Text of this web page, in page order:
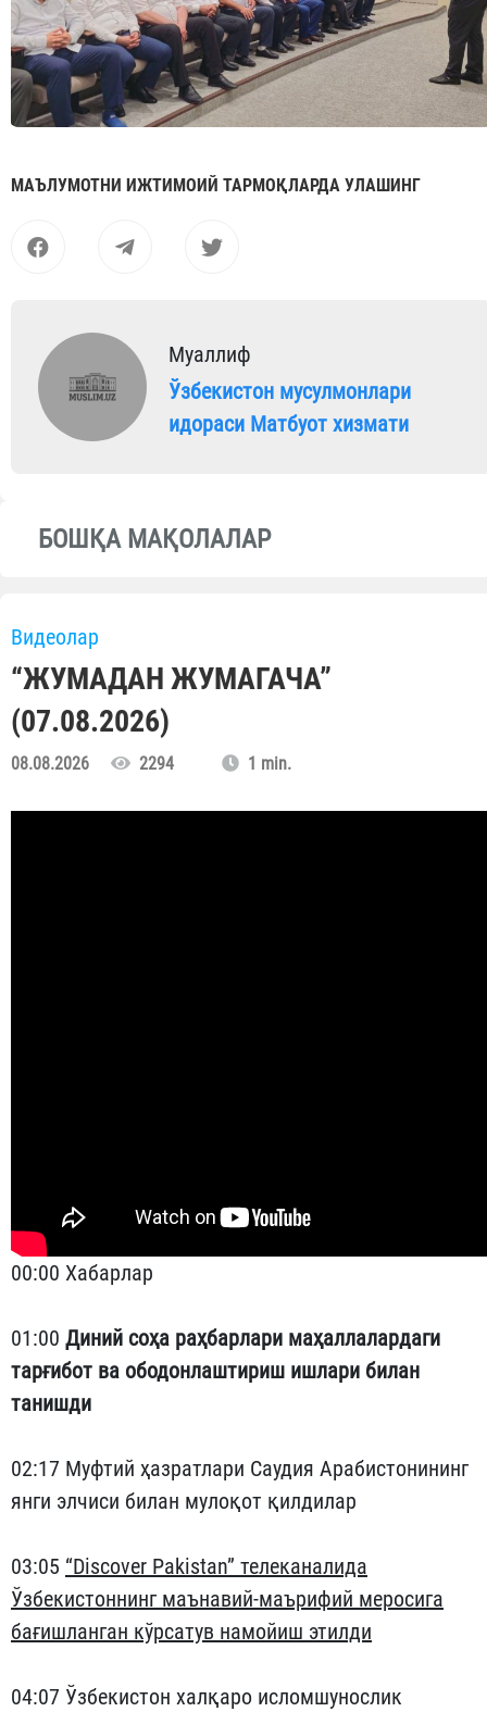
МАЪЛУМОТНИ ИЖТИМОИЙ ТАРМОҚЛАРДА УЛАШИНГ
Муаллиф
Ўзбекистон мусулмонлари
идораси Матбуот хизмати
БОШҚА МАҚОЛАЛАР
Видеолар
“ЖУМАДАН ЖУМАГАЧА”
(07.08.2026)
08.08.2026 2294 1 min.
00:00 Хабарлар
01:00 Диний соҳа раҳбарлари маҳаллалардаги
тарғибот ва ободонлаштириш ишлари билан
танишди
02:17 Муфтий ҳазратлари Саудия Арабистонининг
янги элчиси билан мулоқот қилдилар
03:05 “Discover Pakistan” телеканалида
Ўзбекистоннинг маънавий-маърифий меросига
бағишланган кўрсатув намойиш этилди
04:07 Ўзбекистон халқаро исломшунослик